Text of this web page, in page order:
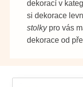
dekorací v
si dekorace
stolkypro vás
dekorace od